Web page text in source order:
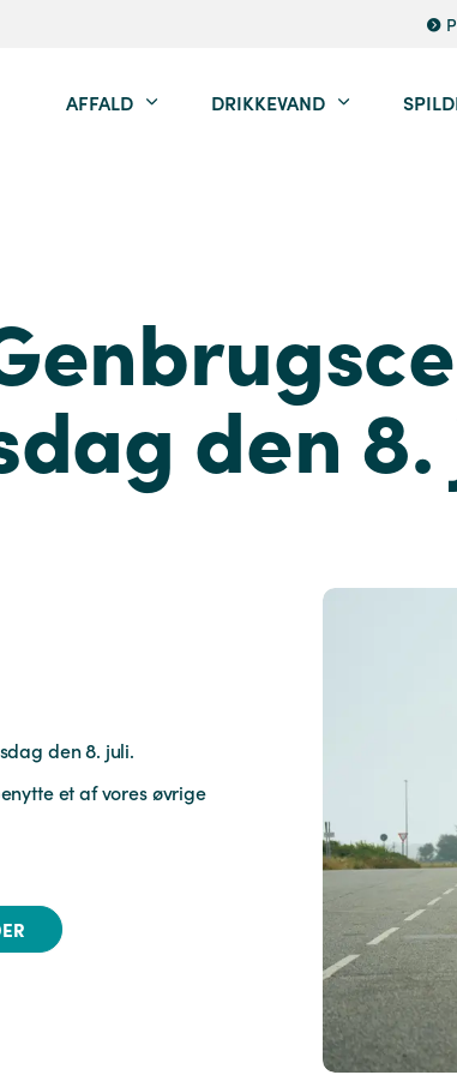
AFFALD DRIKKEVAND
den
den 8. juli.
et af vores øvrige